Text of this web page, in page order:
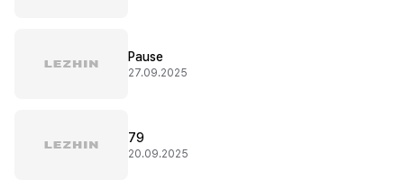
Pause
27.09.2025
79
20.09.2025